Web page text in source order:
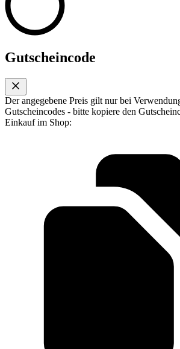
Gutscheincode
Der angegebene Preis gilt nur bei
Gutscheincodes - bitte kopiere den
Einkauf im Shop: